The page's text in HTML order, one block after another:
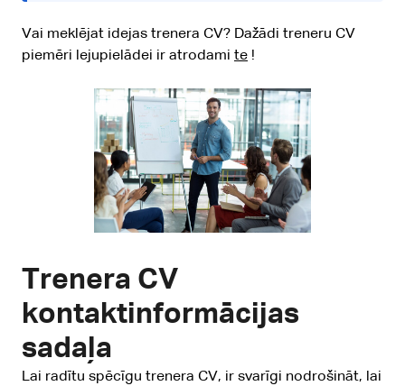
Vai meklējat idejas trenera CV? Dažādi treneru CV
piemēri lejupielādei ir atrodami te !
Trenera CV
kontaktinformācijas
sadaļa
Lai radītu spēcīgu trenera CV, ir svarīgi nodrošināt, lai